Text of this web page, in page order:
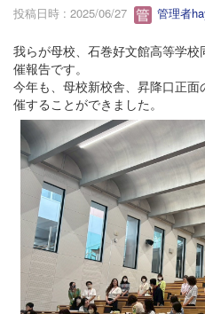
投稿日時 : 2025/06/27 管理者
我らが母校、石巻好文館高等学
催報告です。
今年も、母校新校舎、昇降口正
催することができました。